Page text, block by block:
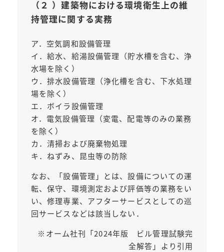
（２ ）建築物における環境衛生上の維
持管理に関する実務
ア．空気調和設備管理
イ．給水、給湯設備管理（貯水槽を含む、浄
水場を除く）
ウ．排水設備管理（浄化槽を含む、下水処理
場を除く）
エ．ボイラ設備管理
オ．電気設備管理（変電、配電等のみの業務
を除く）
カ．清掃および廃棄物処理
キ．ねずみ、昆虫等の防除
なお、「設備管理」とは、設備についての運
転、保守、環境測定および評価等の業務をい
い、修理専業、アフターサービスとしての巡
回サービスなどは該当しない．
※オーム社刊「2024年版 ビル管理試験完
全解答」より引用